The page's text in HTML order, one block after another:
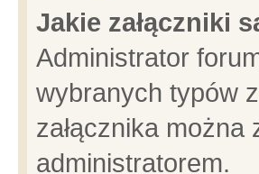
Jakie załączniki
Administrator
wybranych typów
załącznika można
administratorem.